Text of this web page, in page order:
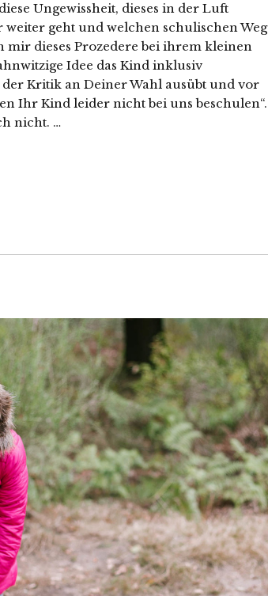
Ungewissheit, dieses in der Luft
geht und welchen schulischen Weg
mir dieses Prozedere bei ihrem kleinen
Idee das Kind inklusiv
Kritik an Deiner Wahl ausübt und vor
Ihr Kind leider nicht bei uns beschulen“.
nicht. …